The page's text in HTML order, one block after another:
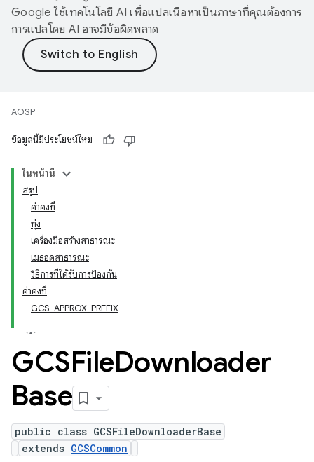
Google ใช้เทคโนโลยี AI เพื่อแปลเนื้อหาเป็นภาษาที่คุณต้องการ
การแปลโดย AI อาจมีข้อผิดพลาด
AOSP
ข้อมูลนี้มีประโยชน์ไหม
ในหน้านี้
สรุป
ค่าคงที่
ทุ่ง
เครื่องมือสร้างสาธารณะ
เมธอดสาธารณะ
วิธีการที่ได้รับการป้องกัน
ค่าคงที่
GCS_APPROX_PREFIX
GCSFileDownloader
Base
public class GCSFileDownloaderBase
extends GCSCommon